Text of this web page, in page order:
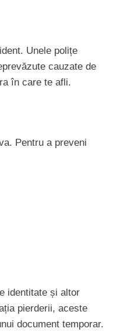
Unele polițe
cauzate de
în care te afli.
Pentru a preveni
identitate și altor
pierderii, aceste
document temporar.